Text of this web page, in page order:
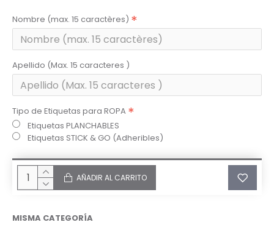
Nombre (max. 15 caractères)
Apellido (Max. 15 caracteres )
Tipo de Etiquetas para ROPA
Etiquetas PLANCHABLES
Etiquetas STICK & GO (Adheribles)
AÑADIR AL CARRITO
MISMA CATEGORÍA